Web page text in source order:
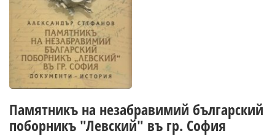
Памятникъ на незабравимий българский
поборникъ "Левский" въ гр. София